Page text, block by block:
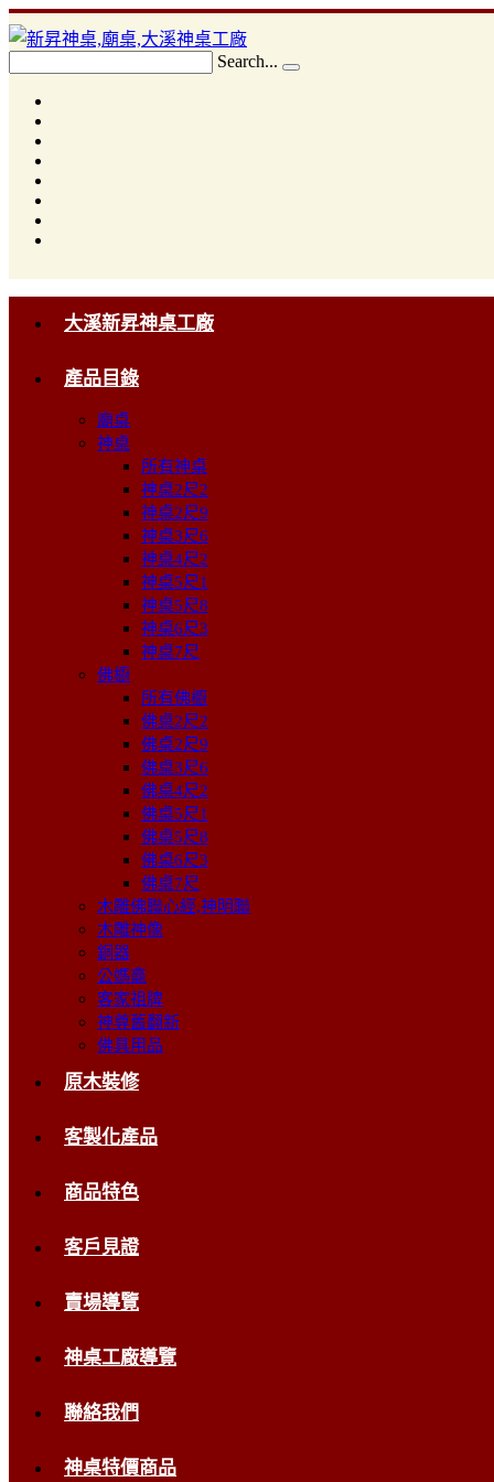
Search...
大溪新昇神桌工廠
產品目錄
廟桌
神桌
所有神桌
神桌2尺2
神桌2尺9
神桌3尺6
神桌4尺2
神桌5尺1
神桌5尺8
神桌6尺3
神桌7尺
佛櫥
所有佛櫥
佛桌2尺2
佛桌2尺9
佛桌3尺6
佛桌4尺2
佛桌5尺1
佛桌5尺8
佛桌6尺3
佛桌7尺
木雕佛聯心經,神明聯
木雕神像
銅器
公媽龕
客家祖牌
神尊舊翻新
佛具用品
原木裝修
客製化產品
商品特色
客戶見證
賣場導覽
神桌工廠導覽
聯絡我們
神桌特價商品